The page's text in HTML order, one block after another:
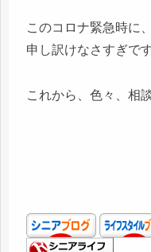
このコロナ緊急時に
申し訳けなさすぎです
これから、色々、相